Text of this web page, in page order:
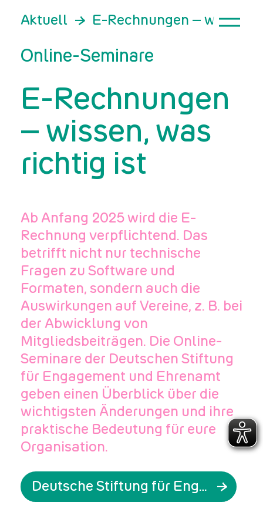
Aktuell E-Rechnungen – wissen,
Online-Seminare
E-Rechnungen
– wissen, was
richtig ist
Ab Anfang 2025 wird die E-
Rechnung verpflichtend. Das
betrifft nicht nur technische
Fragen zu Software und
Formaten, sondern auch die
Auswirkungen auf Vereine, z. B. bei
der Abwicklung von
Mitgliedsbeiträgen. Die Online-
Seminare der Deutschen Stiftung
für Engagement und Ehrenamt
geben einen Überblick über die
wichtigsten Änderungen und ihre
praktische Bedeutung für eure
Organisation.
Deutsche Stiftung für Engagement und Ehrenamt